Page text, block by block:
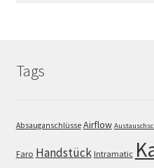
Tags
Absauganschlüsse Airflow
Faro Handstück Intramatic